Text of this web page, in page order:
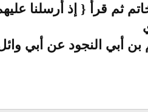
ثم قرأ { إذ أرسلنا
أبي النجود عن أبي